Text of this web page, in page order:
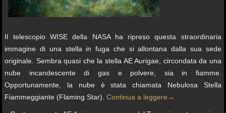
Il telescopio WISE della NASA ha ripreso questa straordinaria
immagine di una stella in fuga che si allontana dalla sua sede
originale. Sembra quasi che la stella AE Aurigae, circondata da una
nube incandescente di gas e polvere, sia in fiamme.
Opportunamente, la nube è stata chiamata Nebulosa Stella
Fiammeggiante (Flaming Star).Continua a leggere →